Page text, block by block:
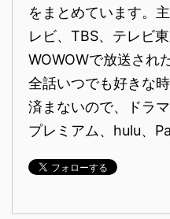
をまとめています。
レビ、TBS、テレビ
WOWOWで放送され
全話いつでも好きな
済まないので、ドラ
プレミアム、hulu、